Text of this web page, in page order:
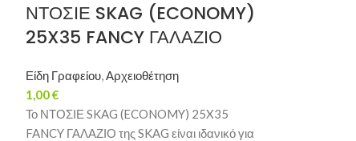
ΝΤΟΣΙΕ SKAG (ECONOMY)
25X35 FANCY ΓΑΛΑΖΙΟ
Είδη Γραφείου,Αρχειοθέτηση
1,00€
Το ΝΤΟΣΙΕ SKAG (ECONOMY) 25X35
FANCY ΓΑΛΑΖΙΟ της SKAG είναι ιδανικό για